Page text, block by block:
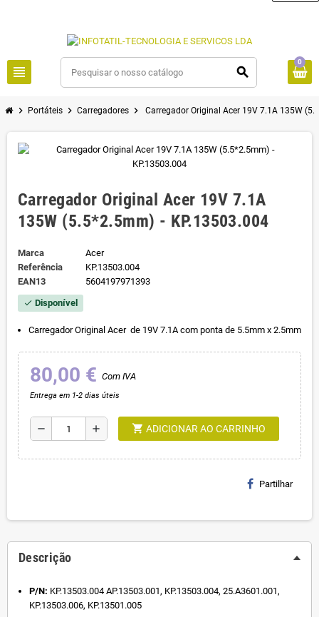
view_headline search
0
chevron_right Portáteis chevron_right Carregadores chevron_right Carregador Original Acer 19V 7.1A 135W
Carregador Original Acer 19V 7.1A
135W (5.5*2.5mm) - KP.13503.004
Marca
Acer
Referência
KP.13503.004
EAN13
5604197971393
check Disponível
Carregador Original Acer de 19V 7.1A com ponta de 5.5mm x 2.5mm
80,00 € Com IVA
Entrega em 1-2 dias úteis
remove add shopping_cart ADICIONAR AO CARRINHO
Partilhar
Descrição
P/N: KP.13503.004 AP.13503.001, KP.13503.004, 25.A3601.001,
KP.13503.006, KP.13501.005